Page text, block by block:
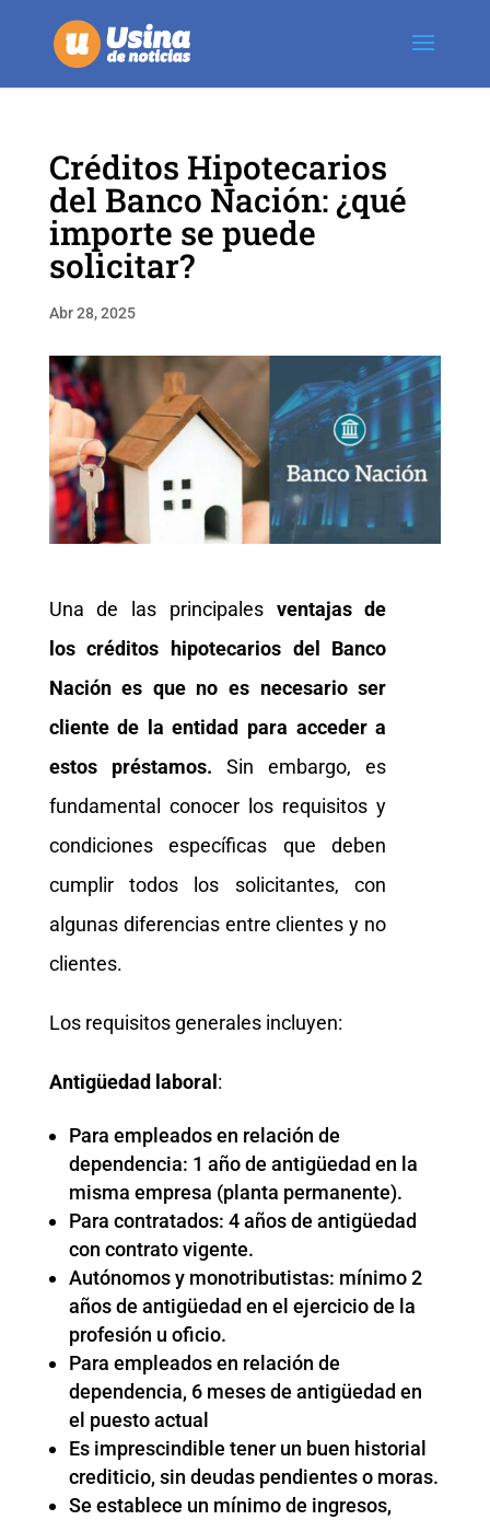
Créditos Hipotecarios
del Banco Nación: ¿qué
importe se puede
solicitar?
Abr 28, 2025
Una de las principalesventajas de
los créditos hipotecarios del Banco
Nación es que no es necesario ser
cliente de la entidad para acceder a
estos préstamos. Sin embargo, es
fundamental conocer los requisitos y
condiciones específicas que deben
cumplir todos los solicitantes, con
algunas diferencias entre clientes y no
clientes.
Los requisitos generales incluyen:
Antigüedad laboral:
Para empleados en relación de
dependencia: 1 año de antigüedad en la
misma empresa (planta permanente).
Para contratados: 4 años de antigüedad
con contrato vigente.
Autónomos y monotributistas: mínimo 2
años de antigüedad en el ejercicio de la
profesión u oficio.
Para empleados en relación de
dependencia, 6 meses de antigüedad en
el puesto actual
Es imprescindible tener un buen historial
crediticio, sin deudas pendientes o moras.
Se establece un mínimo de ingresos,